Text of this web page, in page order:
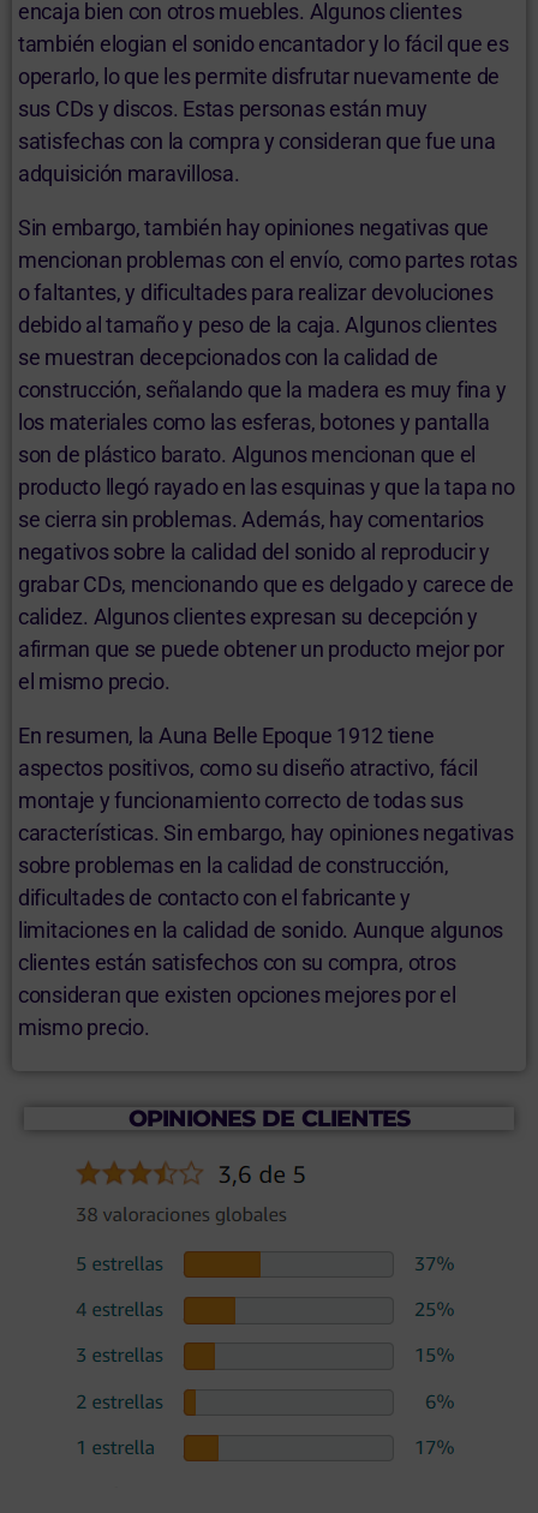
encaja bien con otros muebles. Algunos clientes
también elogian el sonido encantador y lo fácil que es
operarlo, lo que les permite disfrutar nuevamente de
sus CDs y discos. Estas personas están muy
satisfechas con la compra y consideran que fue una
adquisición maravillosa.
Sin embargo, también hay opiniones negativas que
mencionan problemas con el envío, como partes rotas
o faltantes, y dificultades para realizar devoluciones
debido al tamaño y peso de la caja. Algunos clientes
se muestran decepcionados con la calidad de
construcción, señalando que la madera es muy fina y
los materiales como las esferas, botones y pantalla
son de plástico barato. Algunos mencionan que el
producto llegó rayado en las esquinas y que la tapa no
se cierra sin problemas. Además, hay comentarios
negativos sobre la calidad del sonido al reproducir y
grabar CDs, mencionando que es delgado y carece de
calidez. Algunos clientes expresan su decepción y
afirman que se puede obtener un producto mejor por
el mismo precio.
En resumen, la Auna Belle Epoque 1912 tiene
aspectos positivos, como su diseño atractivo, fácil
montaje y funcionamiento correcto de todas sus
características. Sin embargo, hay opiniones negativas
sobre problemas en la calidad de construcción,
dificultades de contacto con el fabricante y
limitaciones en la calidad de sonido. Aunque algunos
clientes están satisfechos con su compra, otros
consideran que existen opciones mejores por el
mismo precio.
OPINIONES DE CLIENTES